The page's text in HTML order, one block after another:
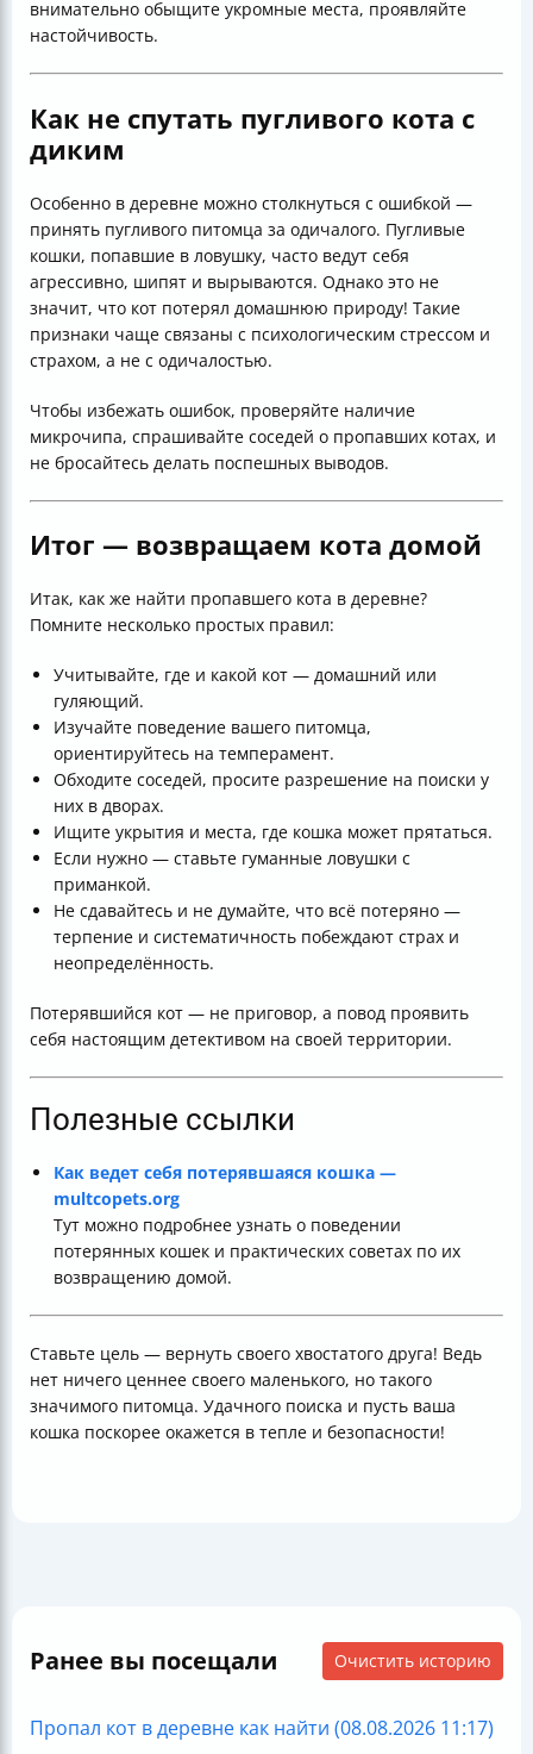
внимательно обыщите укромные места, проявляйте
настойчивость.
Как не спутать пугливого кота с
диким
Особенно в деревне можно столкнуться с ошибкой —
принять пугливого питомца за одичалого. Пугливые
кошки, попавшие в ловушку, часто ведут себя
агрессивно, шипят и вырываются. Однако это не
значит, что кот потерял домашнюю природу! Такие
признаки чаще связаны с психологическим стрессом и
страхом, а не с одичалостью.
Чтобы избежать ошибок, проверяйте наличие
микрочипа, спрашивайте соседей о пропавших котах, и
не бросайтесь делать поспешных выводов.
Итог — возвращаем кота домой
Итак, как же найти пропавшего кота в деревне?
Помните несколько простых правил:
Учитывайте, где и какой кот — домашний или
гуляющий.
Изучайте поведение вашего питомца,
ориентируйтесь на темперамент.
Обходите соседей, просите разрешение на поиски у
них в дворах.
Ищите укрытия и места, где кошка может прятаться.
Если нужно — ставьте гуманные ловушки с
приманкой.
Не сдавайтесь и не думайте, что всё потеряно —
терпение и систематичность побеждают страх и
неопределённость.
Потерявшийся кот — не приговор, а повод проявить
себя настоящим детективом на своей территории.
Полезные ссылки
Как ведет себя потерявшаяся кошка —
multcopets.org
Тут можно подробнее узнать о поведении
потерянных кошек и практических советах по их
возвращению домой.
Ставьте цель — вернуть своего хвостатого друга! Ведь
нет ничего ценнее своего маленького, но такого
значимого питомца. Удачного поиска и пусть ваша
кошка поскорее окажется в тепле и безопасности!
Ранее вы посещали Очистить историю
Пропал кот в деревне как найти (08.08.2026 11:17)